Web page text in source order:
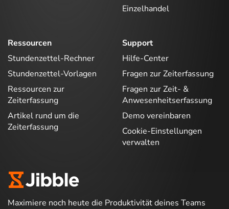
Einzelhandel
Ressourcen
Stundenzettel-Rechner
Stundenzettel-Vorlagen
Ressourcen zur
Zeiterfassung
Artikel rund um die
Zeiterfassung
Support
Hilfe-Center
Fragen zur Zeiterfassung
Fragen zur Zeit- &
Anwesenheitserfassung
Demo vereinbaren
Cookie-Einstellungen
verwalten
Maximiere noch heute die Produktivität deines Teams